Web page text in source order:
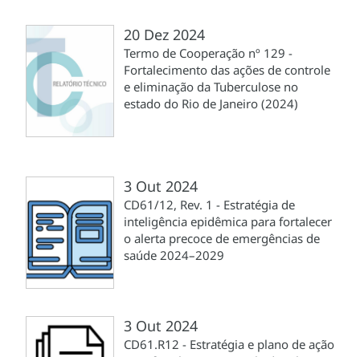
20 Dez 2024
Termo de Cooperação nº 129 -
Fortalecimento das ações de controle
e eliminação da Tuberculose no
estado do Rio de Janeiro (2024)
3 Out 2024
CD61/12, Rev. 1 - Estratégia de
inteligência epidêmica para fortalecer
o alerta precoce de emergências de
saúde 2024–2029
3 Out 2024
CD61.R12 - Estratégia e plano de ação